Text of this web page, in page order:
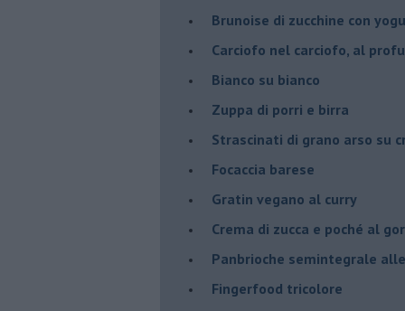
Brunoise di zucchine con
Carciofo nel carciofo, al
Bianco su bianco
Zuppa di porri e birra
Strascinati di grano arso su
Focaccia barese
Gratin vegano al curry
Crema di zucca e poché al
Panbrioche semintegrale
Fingerfood tricolore